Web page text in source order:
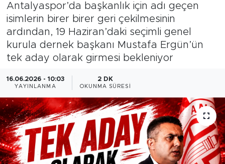
Antalyaspor’da başkanlık için adı geçen
isimlerin birer birer geri çekilmesinin
ardından, 19 Haziran’daki seçimli genel
kurula dernek başkanı Mustafa Ergün’ün
tek aday olarak girmesi bekleniyor
16.06.2026 - 10:03
YAYINLANMA
2 DK
OKUNMA SÜRESI
Kültür- Sanat
Magazin
Resmi İlanlar
Sağlık
Haber Arşivi